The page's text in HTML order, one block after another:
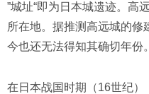
”城址“即为日本城遗迹。高
所在地。据推测高远城的修
今也还无法得知其确切年份。
在日本战国时期（16世纪